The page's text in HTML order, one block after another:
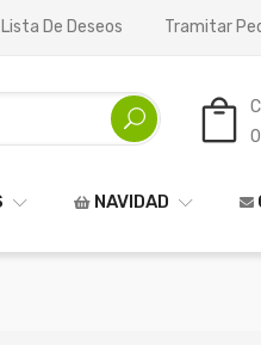
Lista De Deseos Tramitar
NAVIDAD